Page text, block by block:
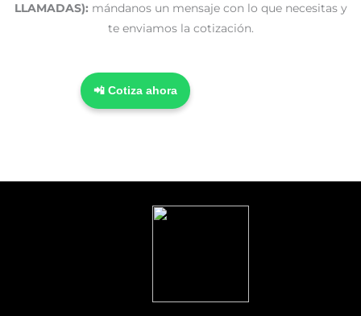
LLAMADAS): mándanos un mensaje con lo que necesitas y
te enviamos la cotización.
📲 Cotiza ahora